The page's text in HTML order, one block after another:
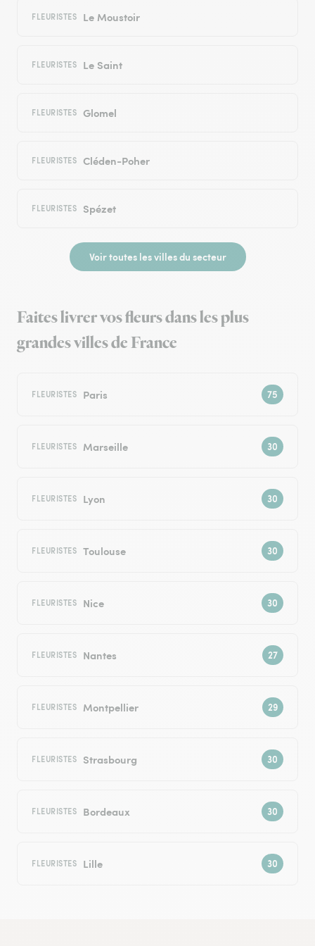
FLEURISTES Le Moustoir
FLEURISTES Le Saint
FLEURISTES Glomel
FLEURISTES Cléden-Poher
FLEURISTES Spézet
Voir toutes les villes du secteur
Faites livrer vos fleurs dans les plus
grandes villes de France
FLEURISTES Paris
FLEURISTES Marseille
FLEURISTES Lyon
FLEURISTES Toulouse
FLEURISTES Nice
FLEURISTES Nantes
FLEURISTES Montpellier
FLEURISTES Strasbourg
FLEURISTES Bordeaux
FLEURISTES Lille